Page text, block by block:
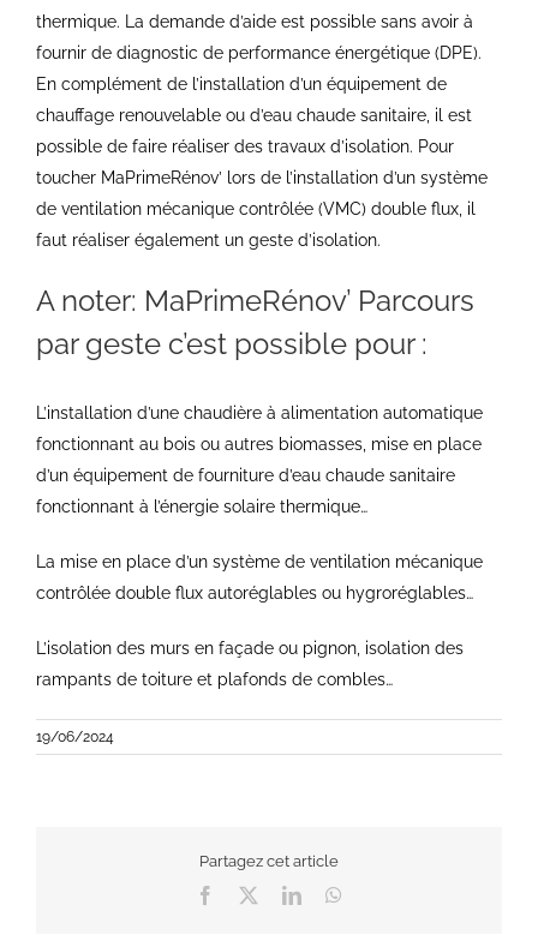
thermique. La demande d’aide est possible sans avoir à
fournir de diagnostic de performance énergétique (DPE).
En complément de l’installation d’un équipement de
chauffage renouvelable ou d’eau chaude sanitaire, il est
possible de faire réaliser des travaux d’isolation. Pour
toucher MaPrimeRénov’ lors de l’installation d’un système
de ventilation mécanique contrôlée (VMC) double flux, il
faut réaliser également un geste d’isolation.
A noter: MaPrimeRénov’ Parcours
par geste c’est possible pour :
L’installation d’une chaudière à alimentation automatique
fonctionnant au bois ou autres biomasses, mise en place
d’un équipement de fourniture d’eau chaude sanitaire
fonctionnant à l’énergie solaire thermique…
La mise en place d’un système de ventilation mécanique
contrôlée double flux autoréglables ou hygroréglables…
L’isolation des murs en façade ou pignon, isolation des
rampants de toiture et plafonds de combles…
19/06/2024
Partagez cet article
Facebook LinkedIn